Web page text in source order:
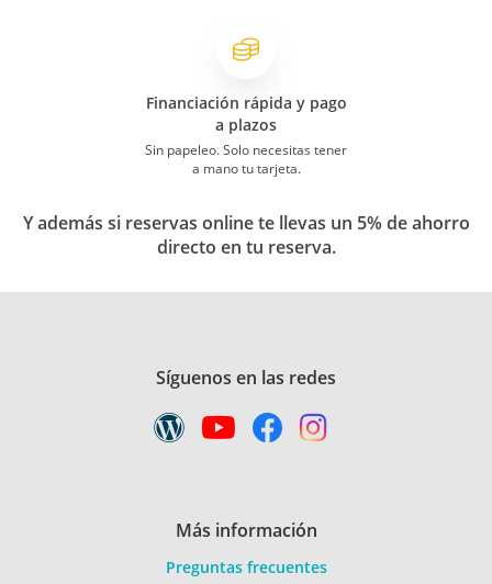
Financiación rápida y pago
a plazos
Sin papeleo. Solo necesitas tener
a mano tu tarjeta.
Y además si reservas online te llevas un 5% de ahorro
directo en tu reserva.
Síguenos en las redes
Más información
Preguntas frecuentes